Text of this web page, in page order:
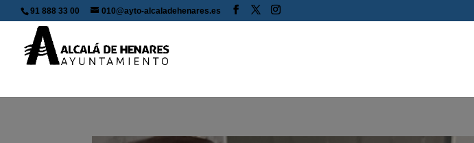
91 888 33 00 010@ayto-alcaladehenares.es